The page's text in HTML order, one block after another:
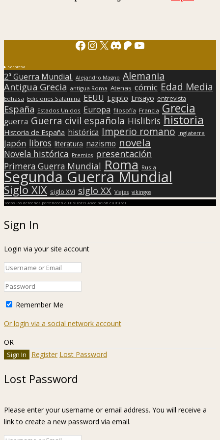
Facebook
Instagram
X Discord
Patreon
YouTube
Sorpresa
2ª Guerra Mundial. Alejandro Magno Alemania
Antigua Grecia antigua Roma Atenas cómic Edad Media
Edhasa Ediciones Salamina EEUU Egipto Ensayo entrevista
España Estados Unidos Europa filosofía Francia Grecia
guerra Guerra civil española Hislibris historia
Historia de España histórica Imperio romano Inglaterra
Japón libros literatura nazismo novela
Novela histórica Premios presentación
Primera Guerra Mundial Roma Rusia
Segunda Guerra Mundial
Siglo XIX siglo XVI siglo XX Viajes vikingos
Todos los derechos pertenecen a Hislibris Asociación cultural
Sign In
Login via your site account
Remember Me
Or login via a social network account
OR
Register Lost Password
Lost Password
Please enter your username or email address. You will receive a
link to create a new password via email.